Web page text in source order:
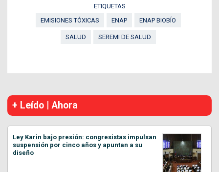
ETIQUETAS
EMISIONES TÓXICAS
ENAP ENAP BIOBÍO
SALUD SEREMI DE SALUD
+ Leído | Ahora
Ley Karin bajo presión: congresistas impulsan
suspensión por cinco años y apuntan a su
diseño